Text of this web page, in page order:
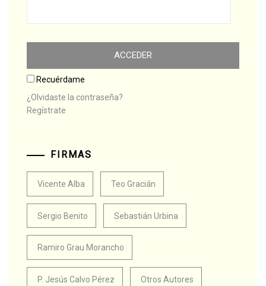
Recuérdame
¿Olvidaste la contraseña?
Regístrate
FIRMAS
Vicente Alba Teo Gracián
Sergio Benito Sebastián Urbina
Ramiro Grau Morancho
P. Jesús Calvo Pérez Otros Autores